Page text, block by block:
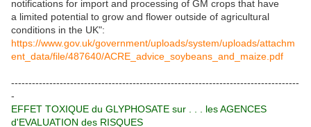
notifications for import and processing of GM crops that have
a limited potential to grow and flower outside of agricultural
conditions in the UK":
https://www.gov.uk/government/uploads/system/uploads/attachm
ent_data/file/487640/ACRE_advice_soybeans_and_maize.pdf
-----------------------------------------------------------------------------------
-
EFFET TOXIQUE du GLYPHOSATE sur . . . les AGENCES
d'EVALUATION des RISQUES